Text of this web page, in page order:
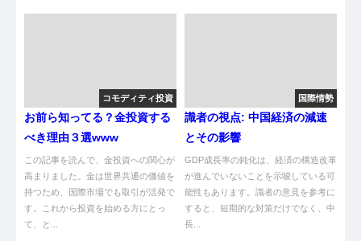
コモディティ投資
お前ら知ってる？金投資する
べき理由３選www
この記事を読んで、金投資への関心が
高まりました。金は世界共通の価値を
持つため、国際市場でも取引が活発で
す。これから投資を始める方にとっ
て、と...
国際情勢
識者の視点: 中国経済の減速
とその影響
GDP成長率の鈍化は、経済の構造改革
が進んでいないことを示唆している可
能性もあります。識者の意見を参考に
すると、短期的な対策だけでなく、中
長...